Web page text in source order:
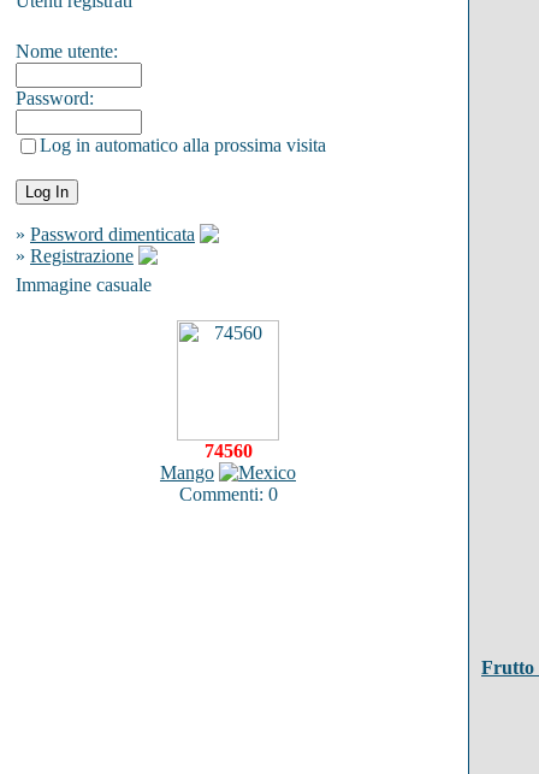
Nome utente:
Password:
Log in automatico alla prossima visita
» Password dimenticata
» Registrazione
Immagine casuale
74560
Mango
Commenti: 0
Frutto